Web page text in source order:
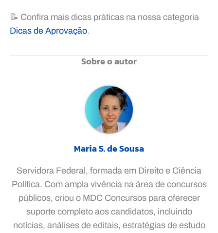
📝 Confira mais dicas práticas na nossa categoria
Dicas de Aprovação.
Sobre o autor
Maria S. de Sousa
Servidora Federal, formada em Direito e Ciência
Política. Com ampla vivência na área de concursos
públicos, criou o MDC Concursos para oferecer
suporte completo aos candidatos, incluindo
notícias, análises de editais, estratégias de estudo